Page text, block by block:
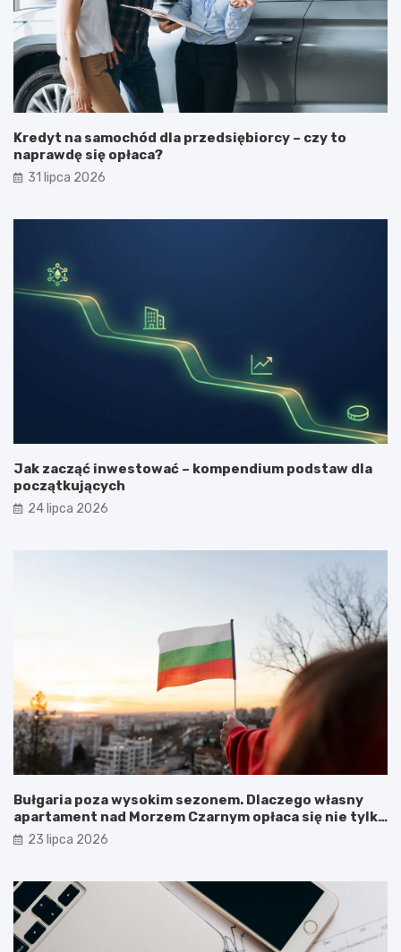
Kredyt na samochód dla przedsiębiorcy – czy to
naprawdę się opłaca?
31 lipca 2026
Jak zacząć inwestować – kompendium podstaw dla
początkujących
24 lipca 2026
Bułgaria poza wysokim sezonem. Dlaczego własny
apartament nad Morzem Czarnym opłaca się nie tylko
latem?
23 lipca 2026